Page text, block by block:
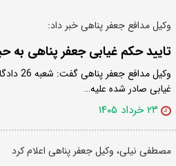
وکیل مدافع جعفر پناهی خبر داد:
تایید حکم غیابی جعفر پناهی به
وکیل
غیابی صادر شده علیه…
۲۳ خرداد ۱۴۰۵
مصطفی نیلی، وکیل جعفر پناهی اعلام کرد